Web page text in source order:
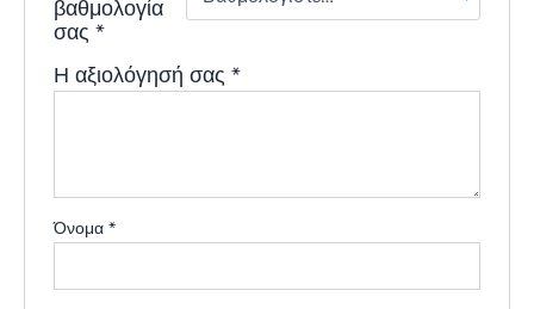
βαθμολογία
σας*
Η αξιολόγησή σας*
Όνομα*